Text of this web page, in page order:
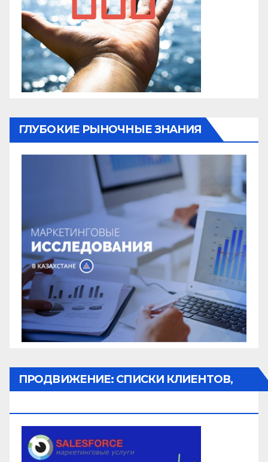
ГЛУБОКИЕ РЫНОЧНЫЕ ЗНАНИЯ
ПРОДВИЖЕНИЕ: СПИСКИ КЛИЕНТОВ,